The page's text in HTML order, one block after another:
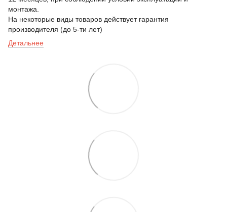
монтажа.
На некоторые виды товаров действует гарантия
производителя (до 5-ти лет)
Детальнее